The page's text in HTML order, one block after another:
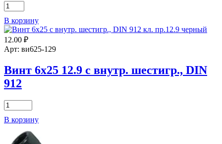
Количество
товара
Винт
10х16
12.9
с
шестигр.,
DIN
912
В корзину
12.00 ₽
Арт: ви625-129
Винт 6х25 12.9 с внутр. шестигр., DIN
912
Количество
товара
Винт
12.9
В корзину